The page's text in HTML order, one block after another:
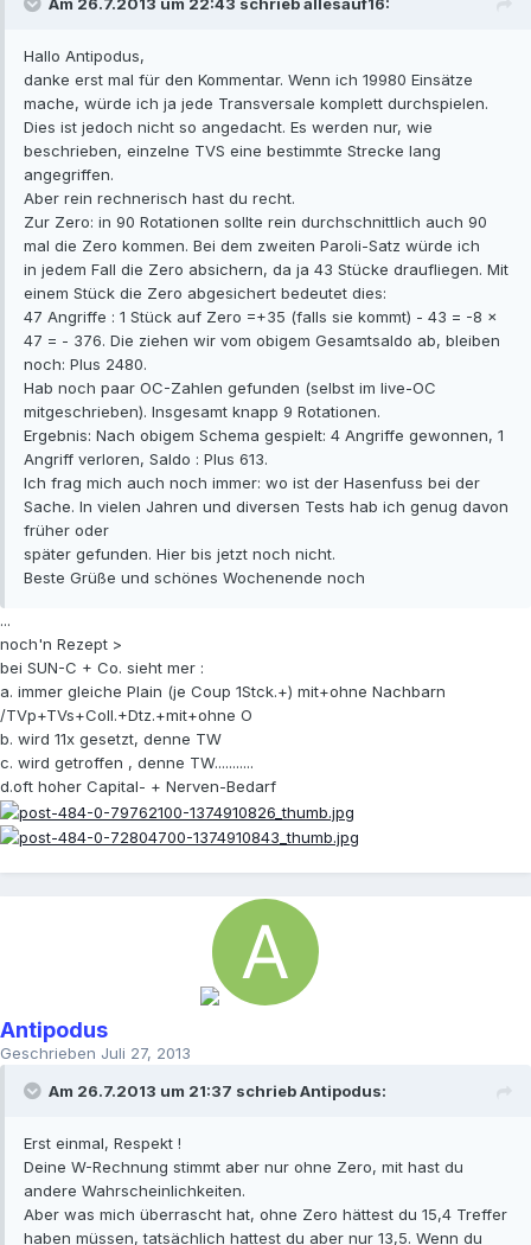
Am 26.7.2013 um 22:43 schrieb allesauf16:
Hallo Antipodus,
danke erst mal für den Kommentar. Wenn ich 19980 Einsätze
mache, würde ich ja jede Transversale komplett durchspielen.
Dies ist jedoch nicht so angedacht. Es werden nur, wie
beschrieben, einzelne TVS eine bestimmte Strecke lang
angegriffen.
Aber rein rechnerisch hast du recht.
Zur Zero: in 90 Rotationen sollte rein durchschnittlich auch 90
mal die Zero kommen. Bei dem zweiten Paroli-Satz würde ich
in jedem Fall die Zero absichern, da ja 43 Stücke draufliegen. Mit
einem Stück die Zero abgesichert bedeutet dies:
47 Angriffe : 1 Stück auf Zero =+35 (falls sie kommt) - 43 = -8 x
47 = - 376. Die ziehen wir vom obigem Gesamtsaldo ab, bleiben
noch: Plus 2480.
Hab noch paar OC-Zahlen gefunden (selbst im live-OC
mitgeschrieben). Insgesamt knapp 9 Rotationen.
Ergebnis: Nach obigem Schema gespielt: 4 Angriffe gewonnen, 1
Angriff verloren, Saldo : Plus 613.
Ich frag mich auch noch immer: wo ist der Hasenfuss bei der
Sache. In vielen Jahren und diversen Tests hab ich genug davon
früher oder
später gefunden. Hier bis jetzt noch nicht.
Beste Grüße und schönes Wochenende noch
...
noch'n Rezept >
bei SUN-C + Co. sieht mer :
a. immer gleiche Plain (je Coup 1Stck.+) mit+ohne Nachbarn
/TVp+TVs+Coll.+Dtz.+mit+ohne O
b. wird 11x gesetzt, denne TW
c. wird getroffen , denne TW...........
d.oft hoher Capital- + Nerven-Bedarf
Antipodus
Geschrieben Juli 27, 2013
Am 26.7.2013 um 21:37 schrieb Antipodus:
Erst einmal, Respekt !
Deine W-Rechnung stimmt aber nur ohne Zero, mit hast du
andere Wahrscheinlichkeiten.
Aber was mich überrascht hat, ohne Zero hättest du 15,4 Treffer
haben müssen, tatsächlich hattest du aber nur 13,5. Wenn du